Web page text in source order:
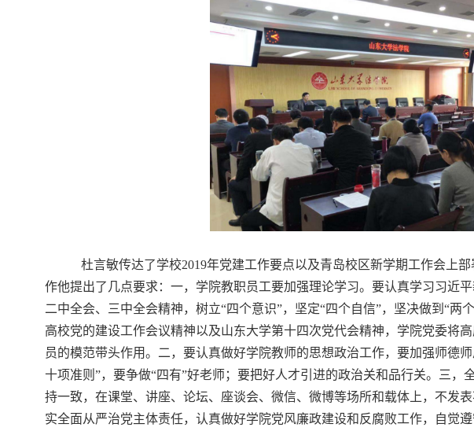
杜言敏传达了学校2019年党建工作要点以及青岛校区新学期工作会上
作他提出了几点要求：一，学院教职员工要加强理论学习。要认真学习习近
二中全会、三中全会精神，树立“四个意识”，坚定“四个自信”，坚决做到“两
高校党的建设工作会议精神以及山东大学第十四次党代会精神，学院党委将
员的模范带头作用。二，要认真做好学院教师的思想政治工作，要加强师德
十项准则”，要争做“四有”好老师；要把好人才引进的政治关和品行关。三
持一致，在课堂、讲座、论坛、座谈会、微信、微博等场所和载体上，不发
实全面从严治党主体责任，认真做好学院党风廉政建设和反腐败工作，自觉